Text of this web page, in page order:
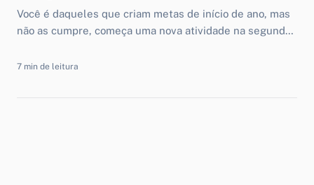
Você é daqueles que criam metas de início de ano, mas
não as cumpre, começa uma nova atividade na segunda
7 min de leitura